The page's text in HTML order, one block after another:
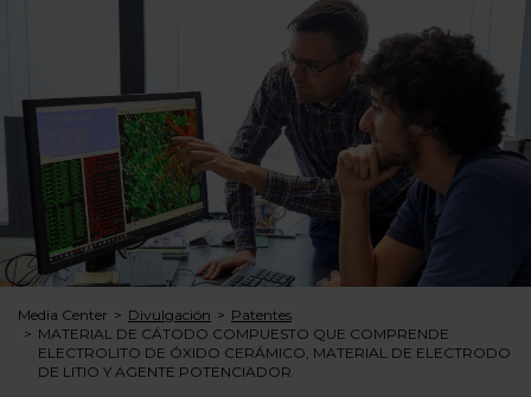
Media Center Divulgación
Patentes
MATERIAL DE CÁTODO COMPUESTO QUE COMPRENDE
ELECTROLITO DE ÓXIDO CERÁMICO, MATERIAL DE ELECTRODO
DE LITIO Y AGENTE POTENCIADOR